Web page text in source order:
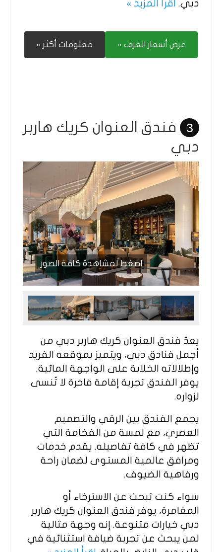
دبي. اقرأ المزيد »
عرض أسعار الغرف » معلومات أكثر »
3
فندق العنوان كريك هاربر
دبي
اضغط لمشاهدة كافة الصور
يعدّ فندق العنوان كريك هاربر دبي من
أجمل فنادق دبي، ويتميز بموقعه الفريد
وإطلالاته الخلابة على الواجهة المائية.
يوفر الفندق تجربة إقامة فاخرة لا تُنسى
لزواره.
يجمع الفندق بين الرقي والتصميم
العصري، مع لمسة من الفخامة التي
تظهر في كافة تفاصيله. يقدم خدمات
ومرافق عالمية المستوى لضمان راحة
ورفاهية الضيوف.
سواء كنت تبحث عن الاسترخاء أو
المغامرة، يوفر فندق العنوان كريك هاربر
دبي خيارات متنوعة. إنه وجهة مثالية
لمن يبحث عن تجربة ضيافة استثنائية في